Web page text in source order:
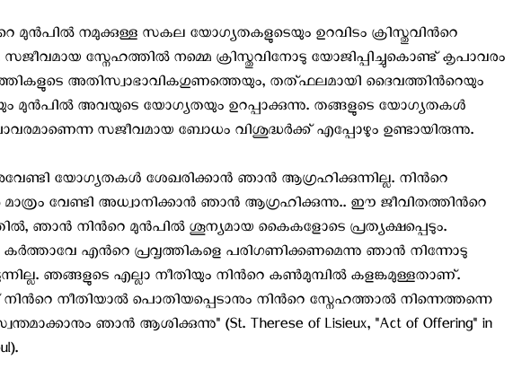
മുന്‍പില്‍ നമുക്കുള്ള സകല യോഗ്യതകളുടെയും ഉറവിടം ക്രിസ്തുവിന്‍റെ
സ്നേഹത്തില്‍ നമ്മെ ക്രിസ്തുവിനോടു യോജിപ്പിച്ചുകൊണ്ട് കൃപാവരം
അതിസ്വാഭാവികഗുണത്തെയും, തത്ഫലമായി ദൈവത്തിന്‍റെയും
മുന്‍പില്‍ അവയുടെ യോഗ്യതയും ഉറപ്പാക്കുന്നു. തങ്ങളുടെ യോഗ്യതകള്‍
സജീവമായ ബോധം വിശുദ്ധര്‍ക്ക് എപ്പോഴും ഉണ്ടായിരുന്നു.
യോഗ്യതകള്‍ ശേഖരിക്കാന്‍ ഞാന്‍ ആഗ്രഹിക്കുന്നില്ല. നിന്‍റെ
വേണ്ടി അധ്വാനിക്കാന്‍ ഞാന്‍ ആഗ്രഹിക്കുന്നു.. ഈ ജീവിതത്തിന്‍റെ
ഞാന്‍ നിന്‍റെ മുന്‍പില്‍ ശൂന്യമായ കൈകളോടെ പ്രത്യക്ഷപ്പെടും.
കര്‍ത്താവേ എന്‍റെ പ്രവൃത്തികളെ പരിഗണിക്കണമെന്നു ഞാന്‍ നിന്നോടു
ഞങ്ങളുടെ എല്ലാ നീതിയും നിന്‍റെ കണ്‍മുമ്പില്‍ കളങ്കമുള്ളതാണ്.
നീതിയാല്‍ പൊതിയപ്പെടാനും നിന്‍റെ സ്നേഹത്താല്‍ നിന്നെത്തന്നെ
ഞാന്‍ ആശിക്കുന്നു" (St. Therese of Lisieux, "Act of Offering" in